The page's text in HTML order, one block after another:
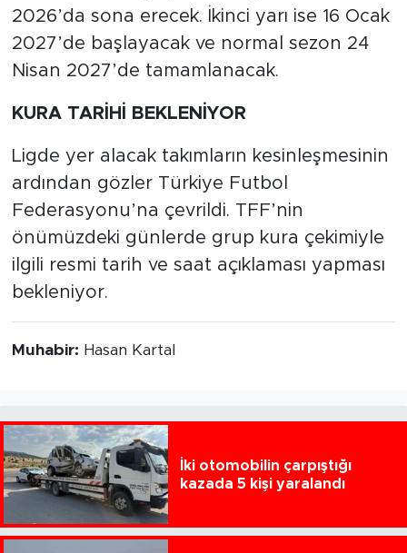
2026’da sona erecek. İkinci yarı ise 16 Ocak
2027’de başlayacak ve normal sezon 24
Nisan 2027’de tamamlanacak.
KURA TARİHİ BEKLENİYOR
Ligde yer alacak takımların kesinleşmesinin
ardından gözler Türkiye Futbol
Federasyonu’na çevrildi. TFF’nin
önümüzdeki günlerde grup kura çekimiyle
ilgili resmi tarih ve saat açıklaması yapması
bekleniyor.
Muhabir: Hasan Kartal
İki otomobilin çarpıştığı
kazada 5 kişi yaralandı